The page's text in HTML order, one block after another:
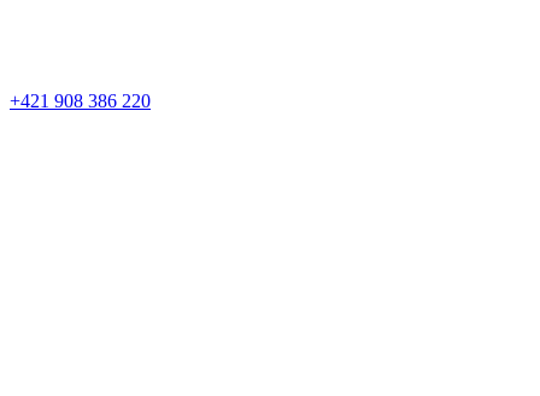
+421 908 386 220